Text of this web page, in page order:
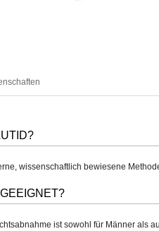
wissenschaftlich bewiesene
ist sowohl für Männer als